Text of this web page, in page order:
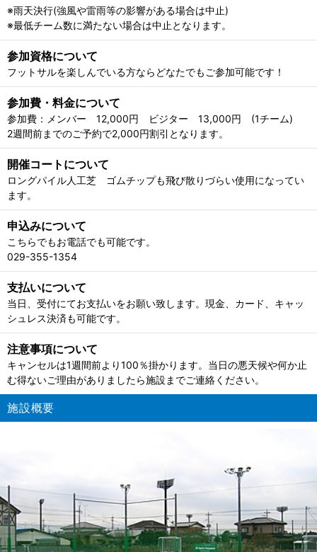
※雨天決行(強風や雷雨等の影響がある場合は中止)
※最低チーム数に満たない場合は中止となります。
参加資格について
フットサルを楽しんでいる方ならどなたでもご参加可能です！
参加費・料金について
参加費：メンバー 12,000円 ビジター 13,000円 (1チーム)
2週間前までのご予約で2,000円割引となります。
開催コートについて
ロングパイル人工芝 ゴムチップも飛び散りづらい使用になってい
ます。
申込みについて
こちらでもお電話でも可能です。
029-355-1354
支払いについて
当日、受付にてお支払いをお願い致します。現金、カード、キャッ
シュレス決済も可能です。
注意事項について
キャンセルは1週間前より100％掛かります。当日の悪天候や何か止
む得ないご理由がありましたら施設までご連絡ください。
施設概要